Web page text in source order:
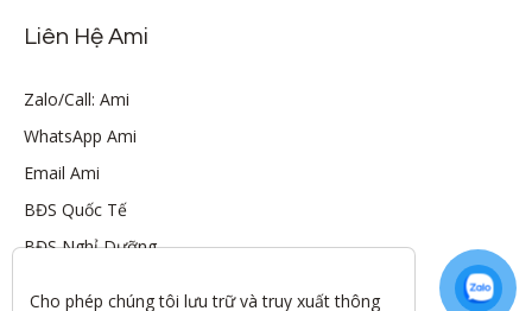
Liên Hệ Ami
Zalo/Call: Ami
WhatsApp Ami
Email Ami
BĐS Quốc Tế
BĐS Nghỉ Dưỡng
Cho phép chúng tôi lưu trữ và truy xuất thông